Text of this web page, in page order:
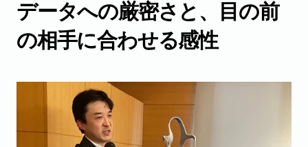
データへの厳密さと、目の前
の相手に合わせる感性